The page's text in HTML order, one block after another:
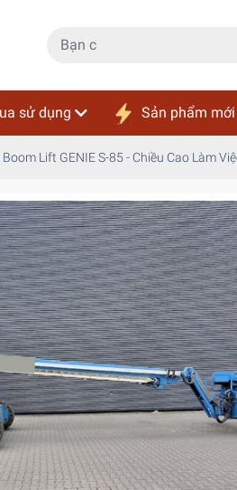
sử dụng Sản phẩm mới
Lift GENIE S-85 - Chiều Cao Làm